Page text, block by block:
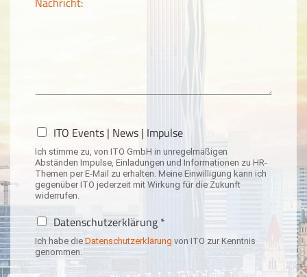
N
e
w
s
l
e
t
t
e
r
-
ITO Events | News | Impulse
Ich stimme zu, von ITO GmbH in unregelmäßigen
Abständen Impulse, Einladungen und Informationen zu HR-
Themen per E-Mail zu erhalten. Meine Einwilligung kann ich
gegenüber ITO jederzeit mit Wirkung für die Zukunft
widerrufen.
D
a
t
e
Datenschutzerklärung *
Ich habe dieDatenschutzerklärung von ITO zur Kenntnis
genommen.